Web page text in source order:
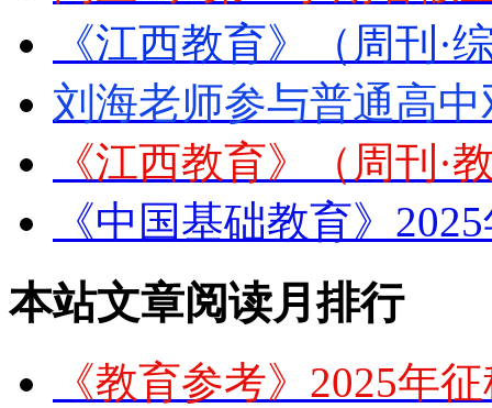
《江西教育》（周刊·
刘海老师参与普通高
《江西教育》（周刊·
《中国基础教育》
本站文章阅读月排行
《教育参考》2025年